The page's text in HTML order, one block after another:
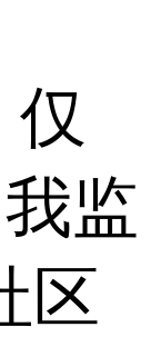
仅
监
区